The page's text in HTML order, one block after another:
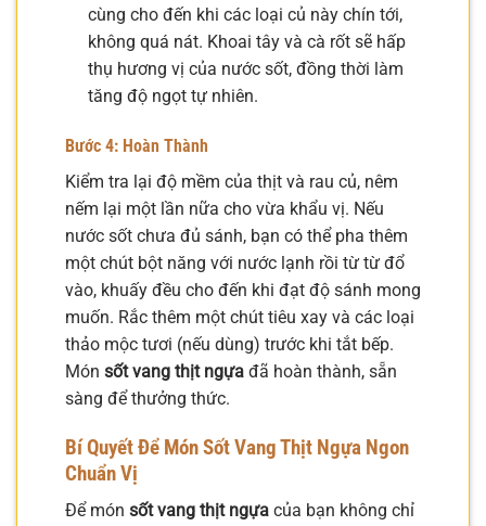
cùng cho đến khi các loại củ này chín tới,
không quá nát. Khoai tây và cà rốt sẽ hấp
thụ hương vị của nước sốt, đồng thời làm
tăng độ ngọt tự nhiên.
Bước 4: Hoàn Thành
Kiểm tra lại độ mềm của thịt và rau củ, nêm
nếm lại một lần nữa cho vừa khẩu vị. Nếu
nước sốt chưa đủ sánh, bạn có thể pha thêm
một chút bột năng với nước lạnh rồi từ từ đổ
vào, khuấy đều cho đến khi đạt độ sánh mong
muốn. Rắc thêm một chút tiêu xay và các loại
thảo mộc tươi (nếu dùng) trước khi tắt bếp.
Món sốt vang thịt ngựa đã hoàn thành, sẵn
sàng để thưởng thức.
Bí Quyết Để Món Sốt Vang Thịt Ngựa Ngon
Chuẩn Vị
Để món sốt vang thịt ngựa của bạn không chỉ